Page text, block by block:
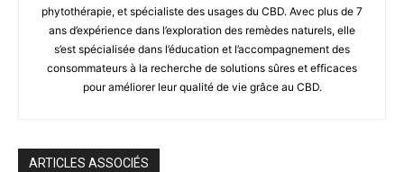
phytothérapie, et spécialiste des usages du CBD. Avec plus de 7
ans d’expérience dans l’exploration des remèdes naturels, elle
s’est spécialisée dans l’éducation et l’accompagnement des
consommateurs à la recherche de solutions sûres et efficaces
pour améliorer leur qualité de vie grâce au CBD.
ARTICLES ASSOCIÉS